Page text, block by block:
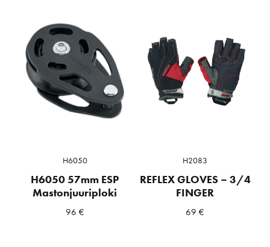
H6050
H6050 57mm ESP
Mastonjuuriploki
96 €
H2083
REFLEX GLOVES – 3/4
FINGER
69€